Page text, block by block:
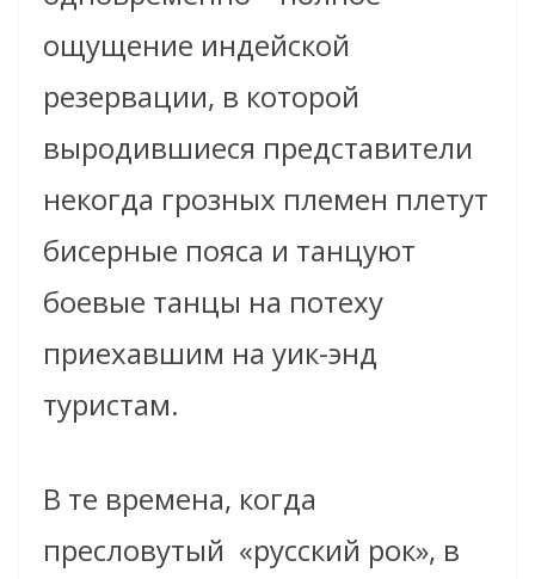
ощущение индейской
резервации, в которой
выродившиеся представители
некогда грозных племен плетут
бисерные пояса и танцуют
боевые танцы на потеху
приехавшим на уик-энд
туристам.
В те времена, когда
пресловутый «русский рок», в